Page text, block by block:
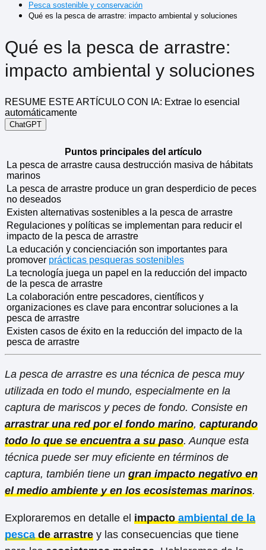
Pesca sostenible y conservación
Qué es la pesca de arrastre: impacto ambiental y soluciones
Qué es la pesca de arrastre:
impacto ambiental y soluciones
RESUME ESTE ARTÍCULO CON IA: Extrae lo esencial
automáticamente
ChatGPT
Puntos principales del artículo
La pesca de arrastre causa destrucción masiva de hábitats
marinos
La pesca de arrastre produce un gran desperdicio de peces
no deseados
Existen alternativas sostenibles a la pesca de arrastre
Regulaciones y políticas se implementan para reducir el
impacto de la pesca de arrastre
La educación y concienciación son importantes para
promover prácticas pesqueras sostenibles
La tecnología juega un papel en la reducción del impacto
de la pesca de arrastre
La colaboración entre pescadores, científicos y
organizaciones es clave para encontrar soluciones a la
pesca de arrastre
Existen casos de éxito en la reducción del impacto de la
pesca de arrastre
La pesca de arrastre es una técnica de pesca muy
utilizada en todo el mundo, especialmente en la
captura de mariscos y peces de fondo. Consiste en
arrastrar una red por el fondo marino, capturando
todo lo que se encuentra a su paso. Aunque esta
técnica puede ser muy eficiente en términos de
captura, también tiene un gran impacto negativo en
el medio ambiente y en los ecosistemas marinos.
Exploraremos en detalle el impacto ambiental de la
pesca de arrastre y las consecuencias que tiene